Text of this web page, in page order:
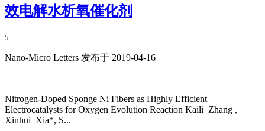
效电解水析氧催化剂
5
Nano-Micro Letters 发布于 2019-04-16
Nitrogen-Doped Sponge Ni Fibers as Highly Efficient
Electrocatalysts for Oxygen Evolution Reaction Kaili Zhang ,
Xinhui Xia*, S...